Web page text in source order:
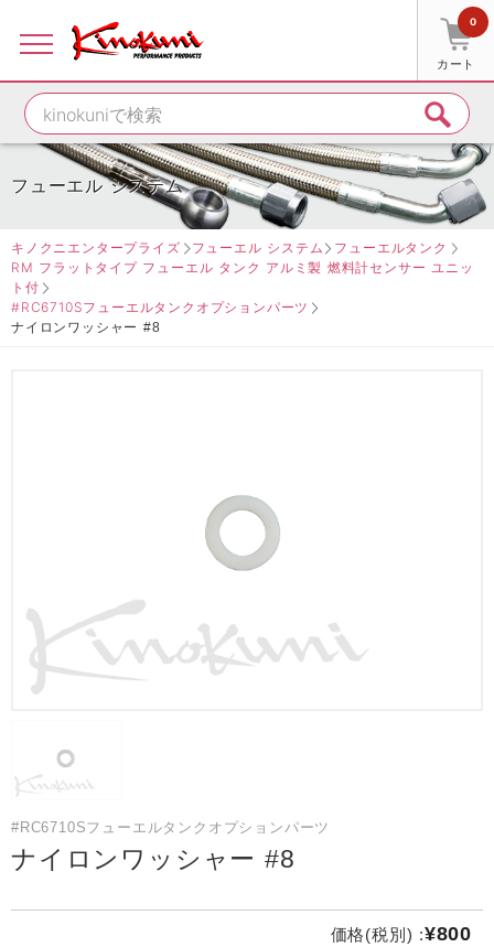
カート
0
フューエル システム
キノクニエンタープライズ フューエル システム
フューエルタンク
RM フラットタイプ フューエル タンク アルミ製 燃料計センサー ユニッ
ト付
#RC6710Sフューエルタンクオプションパーツ
ナイロンワッシャー #8
#RC6710Sフューエルタンクオプションパーツ
ナイロンワッシャー #8
価格(税別) :¥800